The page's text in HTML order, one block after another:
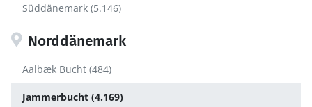
Süddänemark (5.146)
Norddänemark
Aalbæk Bucht (484)
Jammerbucht (4.169)